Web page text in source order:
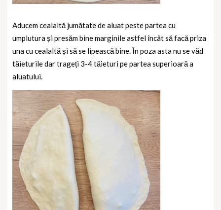
Aducem cealaltă jumătate de aluat peste partea cu
umplutura și presăm bine marginile astfel încât să facă priza
una cu cealaltă și să se lipească bine. În poza asta nu se văd
tăieturile dar trageți 3-4 tăieturi pe partea superioară a
aluatului.